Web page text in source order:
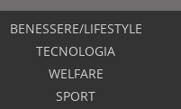
BENESSERE/LIFESTYLE
TECNOLOGIA
WELFARE
SPORT